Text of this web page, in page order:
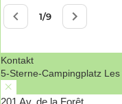
Kontakt
5-Sterne-Campingplatz